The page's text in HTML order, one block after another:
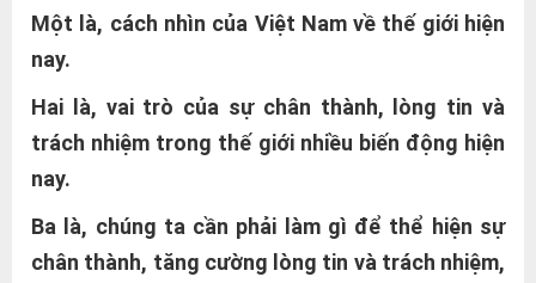
Một là, cách nhìn của Việt Nam về thế giới hiện
nay.
Hai là, vai trò của sự chân thành, lòng tin và
trách nhiệm trong thế giới nhiều biến động hiện
nay.
Ba là, chúng ta cần phải làm gì để thể hiện sự
chân thành, tăng cường lòng tin và trách nhiệm,